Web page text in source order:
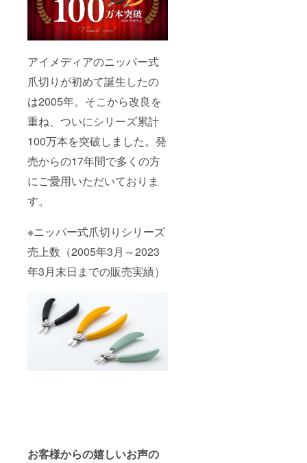
アイメディアのニッパー式
爪切りが初めて誕生したの
は2005年。そこから改良を
重ね、ついにシリーズ累計
100万本を突破しました。発
売からの17年間で多くの方
にご愛用いただいておりま
す。
※ニッパー式爪切りシリーズ
売上数（2005年3月～2023
年3月末日までの販売実績）
お客様からの嬉しいお声の